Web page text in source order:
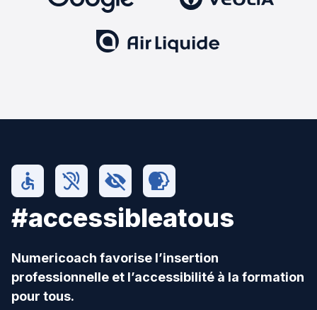
#accessibleatous
Numericoach favorise l’insertion
professionnelle et l’accessibilité à la formation
pour tous.